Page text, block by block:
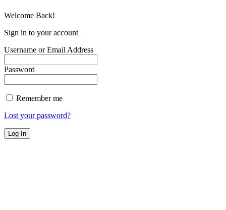
Welcome Back!
Sign in to your account
Username or Email Address
Password
Remember me
Lost your password?